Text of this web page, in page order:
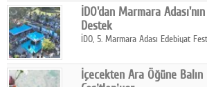
İDO'dan Marmara
Destek
İDO, 5. Marmara Adası Edebiyat
ettiriyor.
İçecekten Ara Öğüne Balın